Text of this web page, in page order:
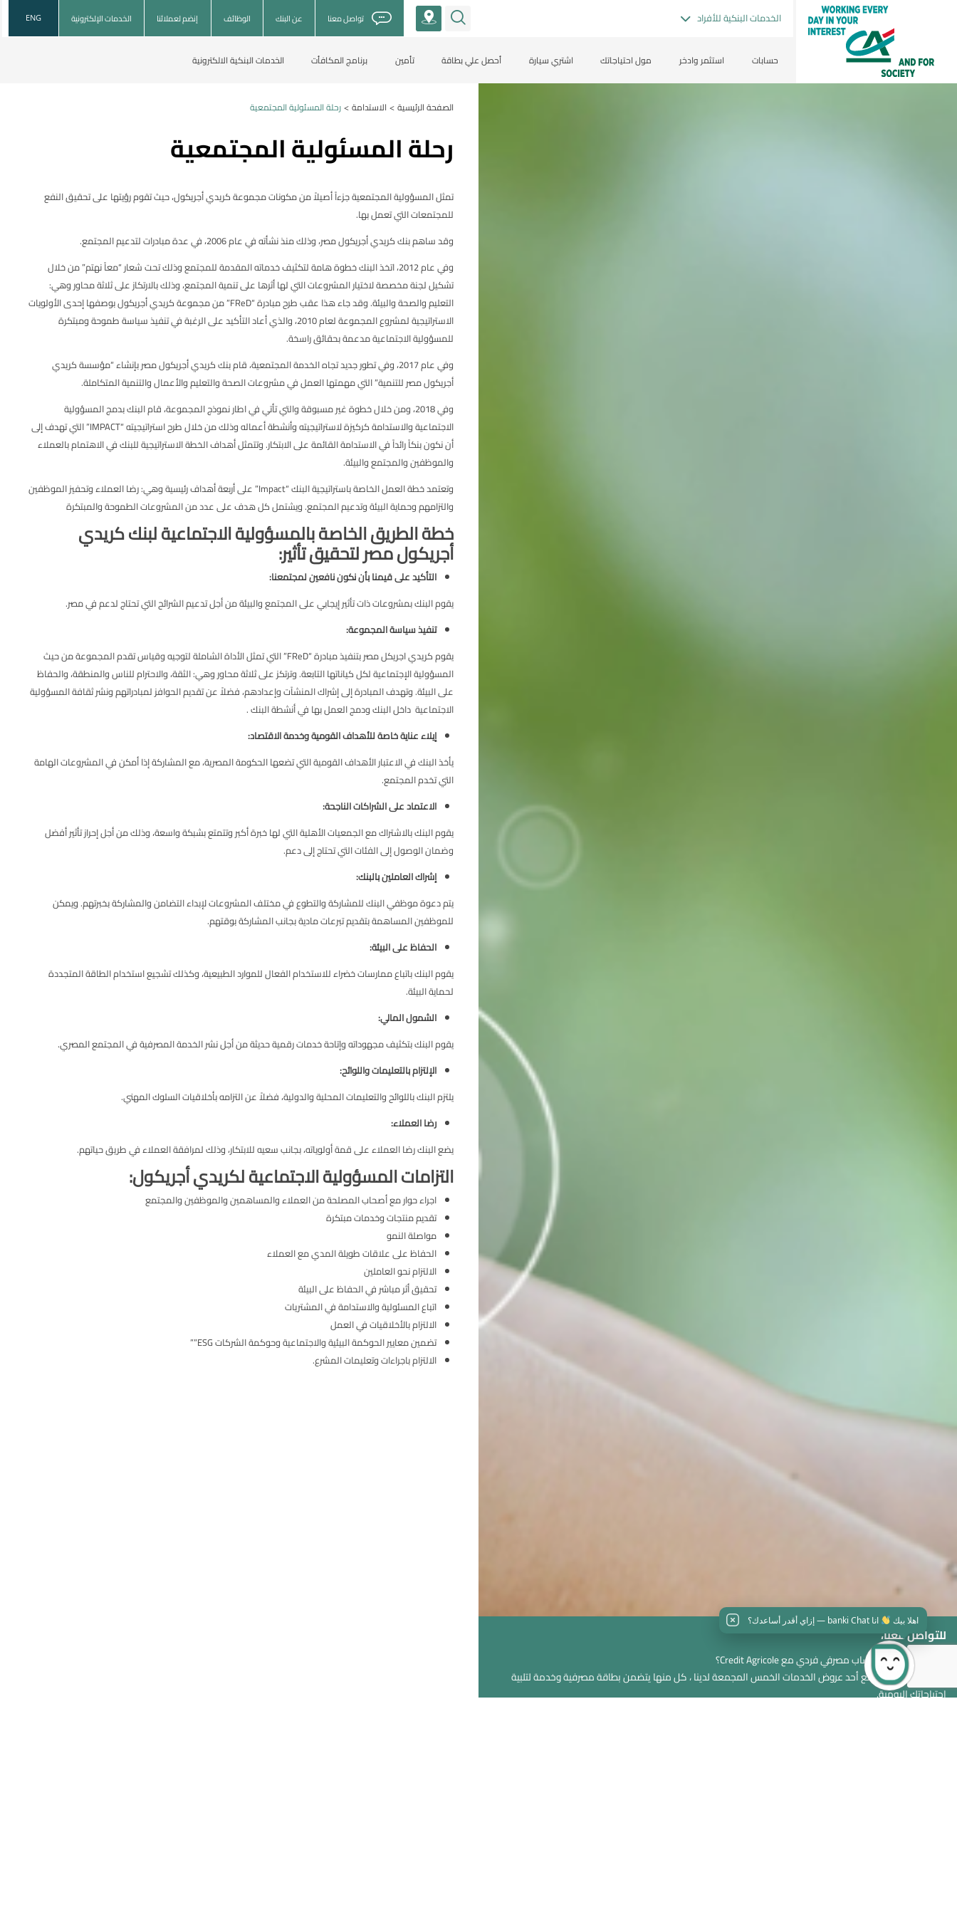
الخدمات البنكية للأفراد تواصل معنا عن البنك الوظائف إنضم لعملائنا الخدمات الإلكترونية ENG
حسابات استثمر وادخر مول احتياجاتك اشتري سيارة أحصل علي بطاقة تأمين برنامج المكافأت الخدمات البنكية الالكترونية
للتواصل معنا،
هل ترغب في فتح حساب مصرفي فردي مع Credit Agricole؟
نقترح عليك دمجها مع أحد عروض الخدمات الخمس المجمعة لدينا ، كل منها يتضمن بطاقة مصرفية وخدمة لتلبية
احتياجاتك اليومية.
الصفحة الرئيسية > الاستدامة > رحلة المسئولية المجتمعية
رحلة المسئولية المجتمعية
تمثل المسؤولية المجتمعية جزءاً أصيلاً من مكونات مجموعة كريدي أجريكول، حيث تقوم رؤيتها على تحقيق النفع
للمجتمعات التي تعمل بها.
وقد ساهم بنك كريدي أجريكول مصر، وذلك منذ نشأته في عام 2006، في عدة مبادرات لتدعيم المجتمع.
وفي عام 2012، اتخذ البنك خطوة هامة لتكثيف خدماته المقدمة للمجتمع وذلك تحت شعار “معاً نهتم” من خلال
تشكيل لجنة مخصصة لاختيار المشروعات التي لها أثرها على تنمية المجتمع، وذلك بالارتكاز على ثلاثة محاور وهي:
التعليم والصحة والبيئة. وقد جاء هذا عقب طرح مبادرة “FReD” من مجموعة كريدي أجريكول بوصفها إحدى الأولويات
الاستراتيجية لمشروع المجموعة لعام 2010، والذي أعاد التأكيد على الرغبة في تنفيذ سياسة طموحة ومبتكرة
للمسؤولية الاجتماعية مدعمة بحقائق راسخة.
وفي عام 2017، وفي تطور جديد تجاه الخدمة المجتمعية، قام بنك كريدي أجريكول مصر بإنشاء “مؤسسة كريدي
أجريكول مصر للتنمية” التي مهمتها العمل في مشروعات الصحة والتعليم والأعمال والتنمية المتكاملة.
وفي 2018، ومن خلال خطوة غير مسبوقة والتي تأتي في اطار نموذج المجموعة، قام البنك بدمج المسؤولية
الاجتماعية والاستدامة كركيزة لاستراتيجيته وأنشطة أعماله وذلك من خلال طرح استراتيجيته “IMPACT” التي تهدف إلى
أن نكون بنكاً رائداً في الاستدامة القائمة على الابتكار. وتتمثل أهداف الخطة الاستراتيجية للبنك في الاهتمام بالعملاء
والموظفين والمجتمع والبيئة.
وتعتمد خطة العمل الخاصة باستراتيجية البنك “Impact” على أربعة أهداف رئيسية وهي: رضا العملاء وتحفيز الموظفين
والتزامهم وحماية البيئة وتدعيم المجتمع. ويشتمل كل هدف على عدد من المشروعات الطموحة والمبتكرة
خطة الطريق الخاصة بالمسؤولية الاجتماعية لبنك كريدي
أجريكول مصر لتحقيق تأثير:
التأكيد على قيمنا بأن نكون نافعين لمجتمعنا:
يقوم البنك بمشروعات ذات تأثير إيجابي على المجتمع والبيئة من أجل تدعيم الشرائح التي تحتاج لدعم في مصر.
تنفيذ سياسة المجموعة:
يقوم كريدي اجريكل مصر بتنفيذ مبادرة “FReD”
التي تمثل الأداة الشاملة لتوجيه وقياس تقدم المجموعة من حيث
المسؤولية الإجتماعية لكل كياناتها التابعة. وترتكز على ثلاثة محاور وهي: الثقة، والاحترام للناس والمنطقة، والحفاظ
على البيئة. وتهدف المبادرة إلى إشراك المنشآت وإعدادهم، فضلاً عن تقديم الحوافز لمبادراتهم ونشر ثقافة المسؤولية
الاجتماعية داخل البنك ودمج العمل بها في أنشطة البنك .
إيلاء عناية خاصة للأهداف القومية وخدمة الاقتصاد:
يأخذ البنك في الاعتبار الأهداف القومية التي تضعها الحكومة المصرية، مع المشاركة إذا أمكن في المشروعات الهامة
التي تخدم المجتمع.
الاعتماد على الشراكات الناجحة:
يقوم البنك بالاشتراك مع الجمعيات الأهلية التي لها خبرة أكبر وتتمتع بشبكة واسعة، وذلك من أجل إحراز تأثير أفضل
وضمان الوصول إلى الفئات التي تحتاج إلى دعم.
إشراك العاملين بالبنك:
يتم دعوة موظفي البنك للمشاركة والتطوع في مختلف المشروعات لإبداء التضامن والمشاركة بخبرتهم. ويمكن
للموظفين المساهمة بتقديم تبرعات مادية بجانب المشاركة بوقتهم.
الحفاظ على البيئة:
يقوم البنك باتباع ممارسات خضراء للاستخدام الفعال للموارد الطبيعية، وكذلك تشجيع استخدام الطاقة المتجددة
لحماية البيئة.
الشمول المالي:
يقوم البنك بتكثيف مجهوداته وإتاحة خدمات رقمية حديثة من أجل نشر الخدمة المصرفية في المجتمع المصري.
الإلتزام بالتعليمات واللوائح:
يلتزم البنك باللوائح والتعليمات المحلية والدولية، فضلاً عن التزامه بأخلاقيات السلوك المهني.
رضا العملاء:
يضع البنك رضا العملاء على قمة أولوياته، بجانب سعيه للابتكار، وذلك لمرافقة العملاء في طريق حياتهم.
التزامات المسؤولية الاجتماعية لكريدي أجريكول:
اجراء حوار مع أصحاب المصلحة من العملاء والمساهمين والموظفين والمجتمع
تقديم منتجات وخدمات مبتكرة
مواصلة النمو
الحفاظ على علاقات طويلة المدي مع العملاء
الالتزام نحو العاملين
تحقيق أثر مباشر في الحفاظ على البيئة
اتباع المسئولية والاستدامة في المشتريات
الالتزام بالأخلاقيات في العمل
تضمين معايير الحوكمة البيئية والاجتماعية وحوكمة الشركات ESG””
الالتزام باجراءات وتعليمات المشرع.
اهلا بيك انا banki Chat — إزاي أقدر أساعدك؟